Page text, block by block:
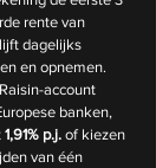
rente van
dagelijks
en opnemen.
account
banken,
1,91% p.j. of kiezen
van één